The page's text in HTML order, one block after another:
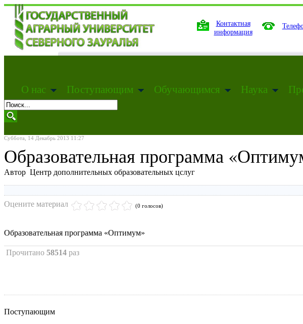
Контактная
информация
О нас Поступающим Обучающимся Наука
Суббота, 14 Декабрь 2013 11:27
Образовательная программа
Автор Центр дополнительных образовательных цслуг
Оцените материал (0 голосов)
Образовательная программа «Оптимум»
Прочитано 58514 раз
Поступающим